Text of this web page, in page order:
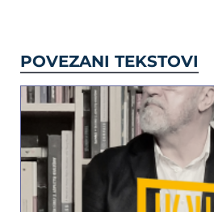
POVEZANI TEKSTOVI